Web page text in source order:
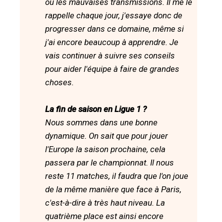
rappelle chaque jour, j'essaye donc de
progresser dans ce domaine, même si
j'ai encore beaucoup à apprendre. Je
vais continuer à suivre ses conseils
pour aider l'équipe à faire de grandes
choses.
La fin de saison en Ligue 1 ?
Nous sommes dans une bonne
dynamique. On sait que pour jouer
l'Europe la saison prochaine, cela
passera par le championnat. Il nous
reste 11 matches, il faudra que l'on joue
de la même manière que face à Paris,
c'est-à-dire à très haut niveau. La
quatrième place est ainsi encore